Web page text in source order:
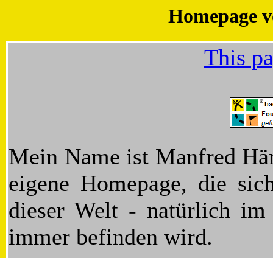
Homepage
This
Mein Name ist Manfred
eigene Homepage, die
dieser Welt - natürlich
immer befinden wird.